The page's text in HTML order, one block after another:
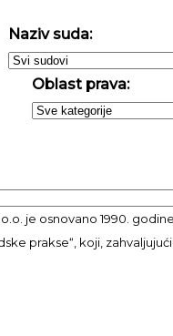
Naziv suda:
Oblast prava:
je osnovano 1990.
prakse“, koji,